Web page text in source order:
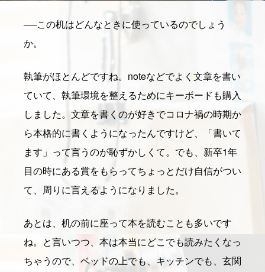
──この机はどんなときに使っているのでしょう
か。
執筆がほとんどですね。noteなどでよく文章を書い
ていて、執筆環境を整えるためにキーボードも購入
しました。文章を書くのが好きでコロナ禍の時期か
ら本格的に書くようになったんですけど、「書いて
ます」って言うのが恥ずかしくて。でも、新卒1年
目の時にある賞をもらってちょっとだけ自信がつい
て、周りに言えるようになりました。
あとは、机の前に座って本を読むことも多いです
ね。と言いつつ、本は本当にどこでも読みたくなっ
ちゃうので、ベッドの上でも、キッチンでも、玄関